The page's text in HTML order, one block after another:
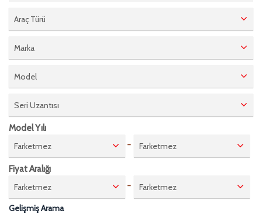
Araç Türü
Marka
Model
Seri Uzantısı
Model Yılı
Farketmez
- Farketmez
Fiyat Aralığı
Farketmez
-
Farketmez
Gelişmiş Arama